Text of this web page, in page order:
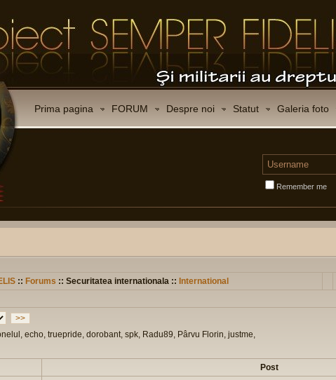
Prima pagina FORUM Despre noi Statut Galeria foto
Remember me
:: Forums :: Securitatea internationala :: International
>>
echo, truepride, dorobant, spk, Radu89, Pârvu Florin, justme,
Post